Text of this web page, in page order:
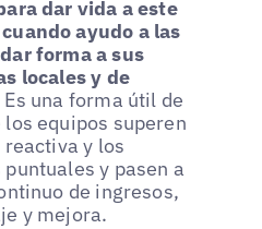
dar vida a este
ayudo a las
forma a sus
locales y de
Es una forma útil de
los equipos superen
y los
y pasen a
de ingresos,
y mejora.